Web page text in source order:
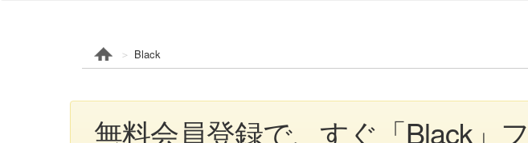
Black
無料会員登録で、すぐ「Black」